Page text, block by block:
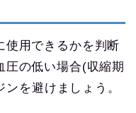
使用できるかを判断
圧の低い場合(収縮期
を避けましょう。